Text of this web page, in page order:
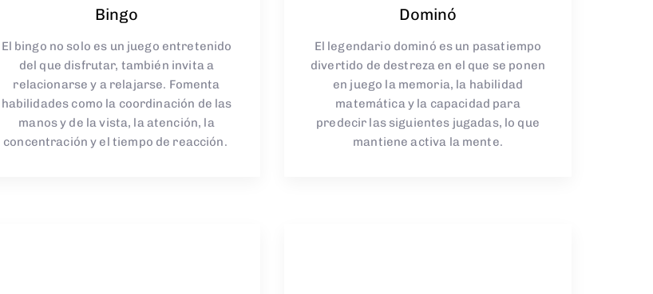
Bingo
El bingo no solo es un juego entretenido
del que disfrutar, también invita a
relacionarse y a relajarse. Fomenta
habilidades como la coordinación de las
manos y de la vista, la atención, la
concentración y el tiempo de reacción.
Dominó
El legendario dominó es un pasatiempo
divertido de destreza en el que se ponen
en juego la memoria, la habilidad
matemática y la capacidad para
predecir las siguientes jugadas, lo que
mantiene activa la mente.